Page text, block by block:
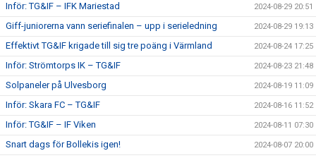
Inför: TG&IF – IFK Mariestad 2024-08-29 20:51
Giff-juniorerna vann seriefinalen – upp i serieledning 2024-08-29 19:13
Effektivt TG&IF krigade till sig tre poäng i Värmland 2024-08-24 17:25
Inför: Strömtorps IK – TG&IF 2024-08-23 21:48
Solpaneler på Ulvesborg 2024-08-19 11:09
Inför: Skara FC – TG&IF 2024-08-16 11:52
Inför: TG&IF – IF Viken 2024-08-11 07:30
Snart dags för Bollekis igen! 2024-08-07 20:00